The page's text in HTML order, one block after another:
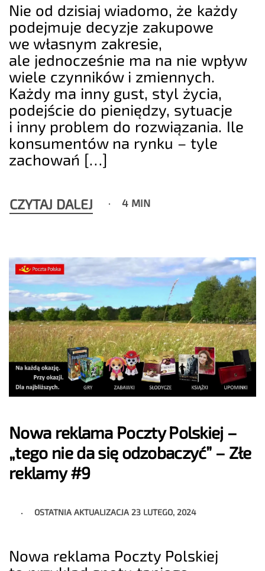
Nie od dzisiaj wiadomo, że każdy
podejmuje decyzje zakupowe
we własnym zakresie,
ale jednocześnie ma na nie wpływ
wiele czynników i zmiennych.
Każdy ma inny gust, styl życia,
podejście do pieniędzy, sytuacje
i inny problem do rozwiązania. Ile
konsumentów na rynku – tyle
zachowań […]
CZYTAJ DALEJ 4 MIN
Nowa reklama Poczty Polskiej –
„tego nie da się odzobaczyć” – Złe
reklamy #9
OSTATNIA AKTUALIZACJA23 LUTEGO, 2024
Nowa reklama Poczty Polskiej